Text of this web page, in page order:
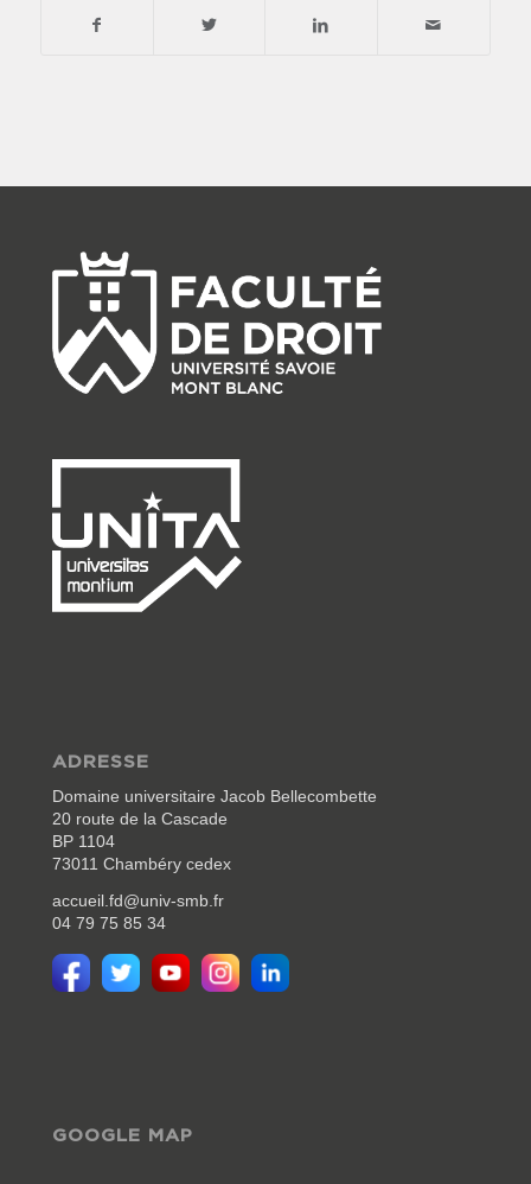
ADRESSE
Domaine universitaire Jacob Bellecombette
20 route de la Cascade
BP 1104
73011 Chambéry cedex
accueil.fd@univ-smb.fr
04 79 75 85 34
GOOGLE MAP